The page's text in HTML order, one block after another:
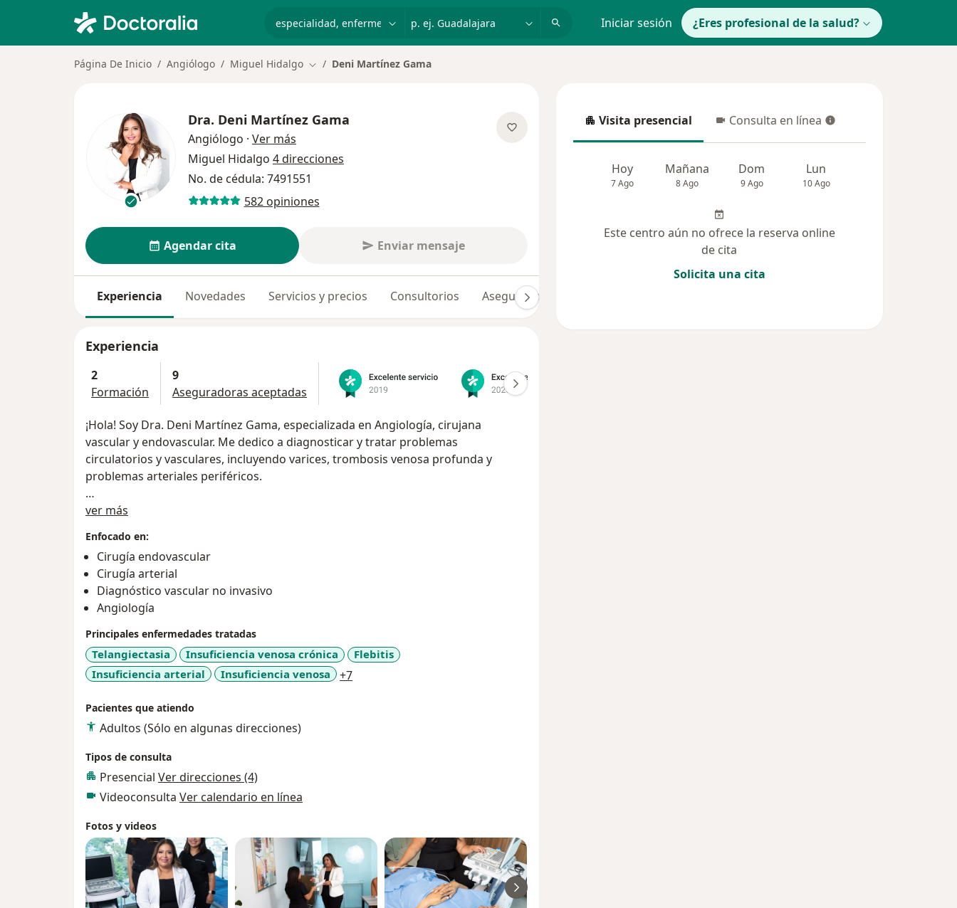
Iniciar sesión ¿Eres profesional de la salud?
Página De Inicio Angiólogo Miguel Hidalgo Cambiar de ciudad
Deni Martínez Gama
Dra. Deni Martínez Gama
Angiólogo · Ver más
Miguel Hidalgo 4 direcciones
No. de cédula: 7491551
582 opiniones
Agendar cita Enviar mensaje
Experiencia Novedades Servicios y precios Consultorios Aseguradoras
Experiencia
2
Formación
9
Aseguradoras aceptadas
¡Hola! Soy Dra. Deni Martínez Gama, especializada en Angiología, cirujana
vascular y endovascular. Me dedico a diagnosticar y tratar problemas
circulatorios y vasculares, incluyendo varices, trombosis venosa profunda y
problemas arteriales periféricos.
Siempre brindo una atención personalizada y empática a mis pacientes,
amplia experiencia en mi campo, y siempre me esfuerzo por mantenerme
actualizada en los avances médicos para ofrecer el mejor cuidado a quienes
confían en mí.
DESDE LA PRIMERA CONSULTA SE REALIZA UNA VALORACIÓN COMPLETA CON
ULTRASONIDO DOPPLER, EXPLICANDO A DETALLE EL TRATAMIENTO ADECUADO
PARA SU ENFERMEDAD
ver más
Enfocado en:
Cirugía endovascular
Cirugía arterial
Diagnóstico vascular no invasivo
Angiología
Principales enfermedades tratadas
Telangiectasia Insuficiencia venosa crónica
Flebitis
Insuficiencia arterial
Insuficiencia venosa +7a11y_sr_more_diseases
Pacientes que atiendo
Adultos (Sólo en algunas direcciones)
Tipos de consulta
Presencial Ver direcciones (4)
Videoconsulta Ver calendario en línea
Fotos y videos
Visita presencial
Visita presencial Consulta en línea
Consulta en línea
Hoy
7 Ago
Mañana
8 Ago
Dom
9 Ago
Lun
10 Ago
Este centro aún no ofrece la reserva online
de cita
Solicita una cita